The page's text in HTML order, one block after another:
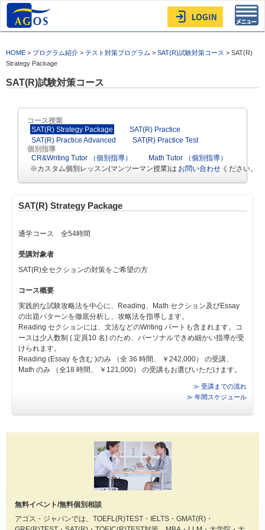
HOME > プログラム紹介 > テスト対策プログラム > SAT(R)試験対策コース > SAT(R)
Strategy Package
SAT(R)試験対策コース
コース授業
SAT(R) Strategy Package
SAT(R) Practice
SAT(R) Practice Advanced
SAT(R) Practice Test
個別指導
CR&Writing Tutor （個別指導）
Math Tutor （個別指導）
※カスタム個別レッスン(マンツーマン授業)は お問い合わせ ください。
SAT(R) Strategy Package
通学コース 全54時間
受講対象者
SAT(R)全セクションの対策をご希望の方
コース概要
実践的な試験攻略法を中心に、Reading、Math セクション及びEssay
の出題パターンを徹底分析し、攻略法を指導します。
Reading セクションには、文法などのWriting パートも含まれます。コ
ースは少人数制 ( 定員10 名) のため、パーソナルできめ細かい指導が受
けられます。
Reading (Essay を含む )のみ （全 36 時間、 ￥242,000） の受講、
Math のみ （全18 時間、 ￥121,000） の受講もお選びいただけます。
≫ 受講までの流れ
≫ 年間スケジュール
無料イベント/無料個別相談
アゴス・ジャパンでは、TOEFL(R)TEST・IELTS・GMAT(R)・